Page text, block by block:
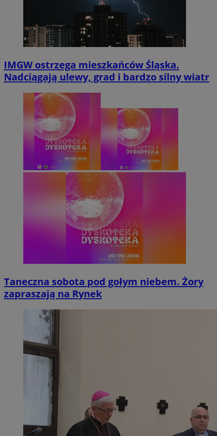
IMGW ostrzega mieszkańców Śląska.
Nadciągają ulewy, grad i bardzo silny wiatr
Taneczna sobota pod gołym niebem. Żory
zapraszają na Rynek